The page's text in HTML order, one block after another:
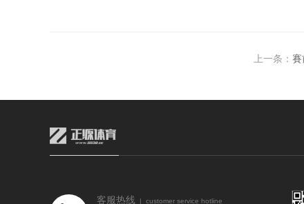
上一条： 賽
客服热线 | customer service hotline